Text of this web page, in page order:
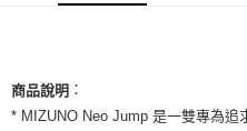
AFTEE先享後付是「在收到商品之後
便利好安心！
ATM付款
商品說明 ：
* MIZUNO Neo Jump 是一雙專為追